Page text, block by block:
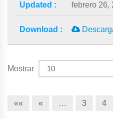
febrero 26,
Mostrar
«« « … 3 4